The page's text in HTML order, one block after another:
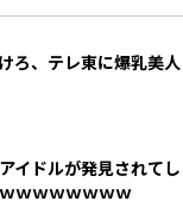
ろ、テレ東に爆乳美人
イドルが発見されてし
ｗｗｗｗｗｗｗ